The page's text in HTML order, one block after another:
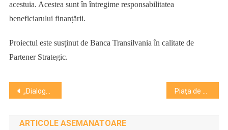
acestuia. Acestea sunt în întregime responsabilitatea
beneficiarului finanțării.
Proiectul este susținut de Banca Transilvania în calitate de
Partener Strategic.
Navigare
în
„Dialoguri între științe – Întâlnirile Alumni UBB”. Invitați Daniela Dumulescu, Vasile Hotea Fernezan si Andreea Chiș Piaţa de artă este susţinută în principal de cumpărători ocazionali (44%) iar casele de licitaţii reprezintă principalul canal de achiziţie de artă (31%) din România- studiu
ARTICOLE ASEMANATOARE